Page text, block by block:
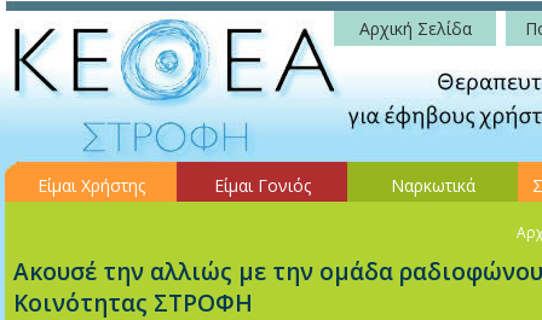
Αρχική Σελίδα
Είμαι Χρήστης Είμαι Γονιός Ναρκωτικά
Ακουσέ την αλλιώς με την ομάδα
Κοινότητας ΣΤΡΟΦΗ